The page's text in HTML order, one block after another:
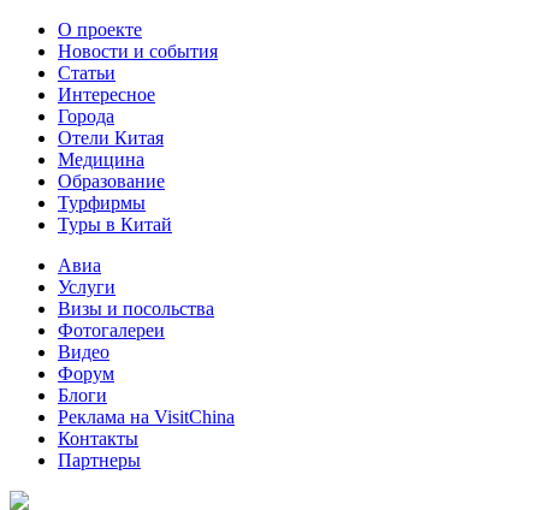
О проекте
Новости и события
Статьи
Интересное
Города
Отели Китая
Медицина
Образование
Турфирмы
Туры в Китай
Авиа
Услуги
Визы и посольства
Фотогалереи
Видео
Форум
Блоги
Реклама на VisitChina
Контакты
Партнеры